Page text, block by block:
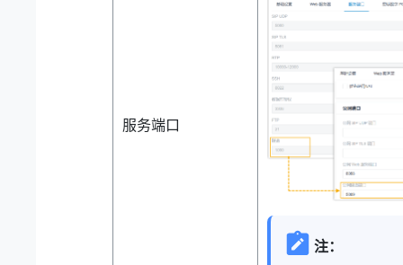
服务端口
注：